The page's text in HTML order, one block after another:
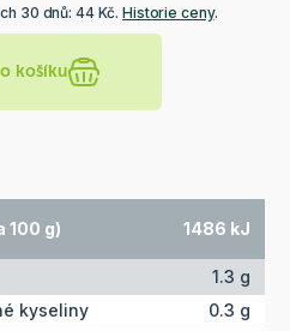
30 dnů: 44 Kč.Historie ceny.
košíku
100 g) 1486 kJ
1.3 g
kyseliny
0.3 g